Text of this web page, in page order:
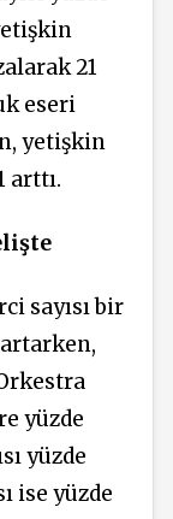
21
eseri
yetişkin
arttı.
sayısı bir
yüzde
yüzde
ise yüzde